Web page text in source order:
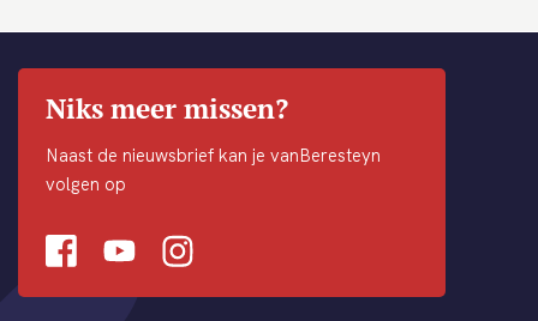
Niks meer missen?
Naast de nieuwsbrief kan je vanBeresteyn
volgen op
FacebookYoutubeInstagram